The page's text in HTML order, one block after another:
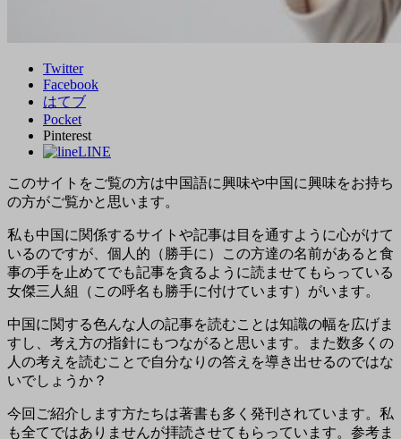
Twitter
Facebook
はてブ
Pocket
Pinterest
LINE
このサイトをご覧の方は中国語に興味や中国に興味をお持ち
の方がご覧かと思います。
私も中国に関係するサイトや記事は目を通すように心がけて
いるのですが、個人的（勝手に）この方達の名前があると食
事の手を止めてでも記事を貪るように読ませてもらっている
女傑三人組（この呼名も勝手に付けています）がいます。
中国に関する色んな人の記事を読むことは知識の幅を広げま
すし、考え方の指針にもつながると思います。また数多くの
人の考えを読むことで自分なりの答えを導き出せるのではな
いでしょうか？
今回ご紹介します方たちは著書も多く発刊されています。私
も全てではありませんが拝読させてもらっています。参考ま